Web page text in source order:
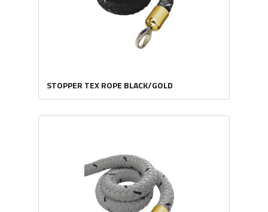
STOPPER TEX ROPE BLACK/GOLD